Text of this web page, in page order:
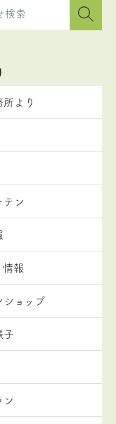
より
テン
情報
ショップ
子
ン